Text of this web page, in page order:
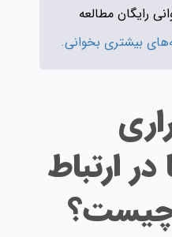
رایگان مطالعه
بیشتری بخوانی.
ارتباط
چیست؟